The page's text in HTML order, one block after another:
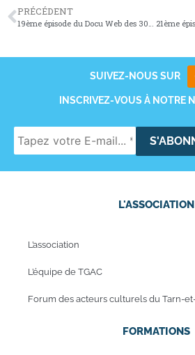
PRÉCÉDENT
19ème épisode du Docu Web des 30 ans du Tarn & Garock
SUIVEZ-NOUS SUR
INSCRIVEZ-VOUS À NOTRE
L'ASSOCIATION
L’association
L’équipe de TGAC
Forum des acteurs culturels du Tarn-
FORMATIONS